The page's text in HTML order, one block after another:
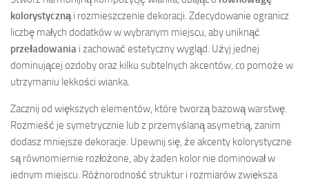
kolorystyczną i rozmieszczenie dekoracji. Zdecydowanie ogranicz
liczbę małych dodatków w wybranym miejscu, aby uniknąć
przeładowania i zachować estetyczny wygląd. Użyj jednej
dominującej ozdoby oraz kilku subtelnych akcentów, co pomoże w
utrzymaniu lekkości wianka.
Zacznij od większych elementów, które tworzą bazową warstwę.
Rozmieść je symetrycznie lub z przemyślaną asymetrią, zanim
dodasz mniejsze dekoracje. Upewnij się, że akcenty kolorystyczne
są równomiernie rozłożone, aby żaden kolor nie dominował w
jednym miejscu. Różnorodność struktur i rozmiarów zwiększa